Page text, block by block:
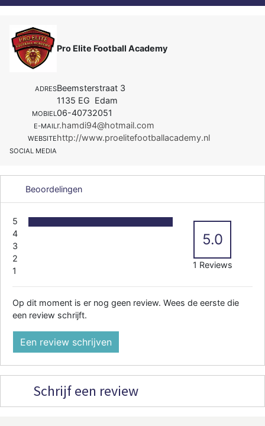
Pro Elite Football Academy
ADRESBeemsterstraat 3
1135 EG Edam
MOBIEL06-40732051
E-MAILr.hamdi94@hotmail.com
WEBSITEhttp://www.proelitefootballacademy.nl
SOCIAL MEDIA
Beoordelingen
5
4
3
2
1
5.0
1 Reviews
Op dit moment is er nog geen review. Wees de eerste die
een review schrijft.
Een review schrijven
Schrijf een review